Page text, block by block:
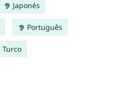
Japonés
Português
Turco